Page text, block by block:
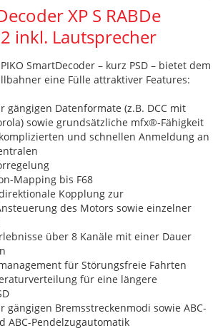
XP S RABDe
inkl. Lautsprecher
SmartDecoder – kurz PSD – bietet dem
eine Fülle attraktiver Features:
gängigen Datenformate (z.B. DCC mit
sowie grundsätzliche mfx®-Fähigkeit
und schnellen Anmeldung an
Mapping bis F68
Kopplung zur
des Motors sowie einzelner
über 8 Kanäle mit einer Dauer
für Störungsfreie Fahrten
für eine längere
gängigen Bremsstreckenmodi sowie ABC-
ABC-Pendelzugautomatik